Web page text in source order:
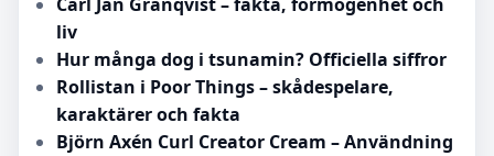
liv
Hur många dog i tsunamin? Officiella siffror
Rollistan i Poor Things – skådespelare,
karaktärer och fakta
Björn Axén Curl Creator Cream – Användning